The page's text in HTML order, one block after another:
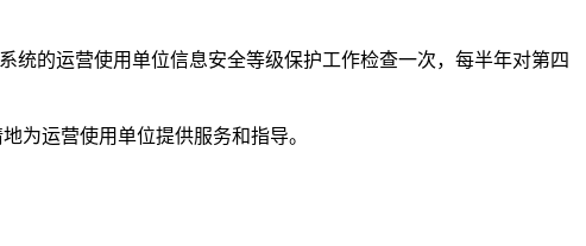
的运营使用单位信息安全等级保护工作检查一次，每半年对第四
运营使用单位提供服务和指导。